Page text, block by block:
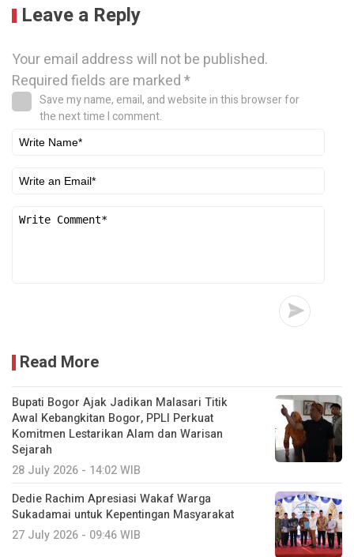
Leave a Reply
Your email address will not be published.
Required fields are marked*
Save my name, email, and website in this browser for
the next time I comment.
Read More
Bupati Bogor Ajak Jadikan Malasari Titik
Awal Kebangkitan Bogor, PPLI Perkuat
Komitmen Lestarikan Alam dan Warisan
Sejarah
28 July 2026 - 14:02 WIB
Dedie Rachim Apresiasi Wakaf Warga
Sukadamai untuk Kepentingan Masyarakat
27 July 2026 - 09:46 WIB